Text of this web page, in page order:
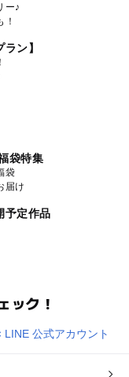
ー♪
ン】
袋特集
袋
届け
予定作品
ック！